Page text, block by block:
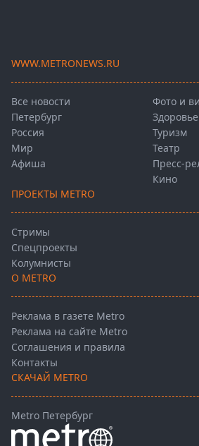
WWW.METRONEWS.RU
Все новости
Петербург
Россия
Мир
Афиша
Фото и
Здоровье
Туризм
Театр
Пресс-
Кино
ПРОЕКТЫ METRO
Стримы
Спецпроекты
Колумнисты
О METRO
Реклама в газете Metro
Реклама на сайте Metro
Соглашения и правила
Контакты
СКАЧАЙ METRO
Metro Петербург